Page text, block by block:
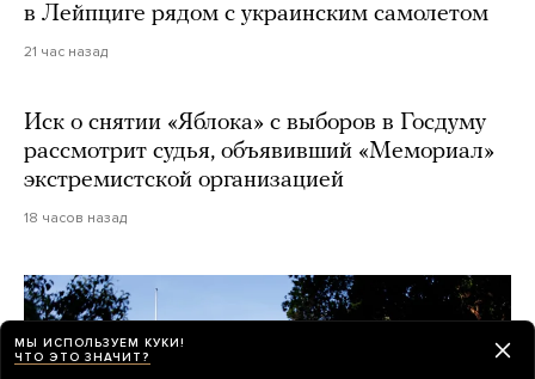
в Лейпциге рядом с украинским самолетом
21 час назад
Иск о снятии «Яблока» с выборов в Госдуму
рассмотрит судья, объявивший «Мемориал»
экстремистской организацией
18 часов назад
МЫ ИСПОЛЬЗУЕМ КУКИ!
ЧТО ЭТО ЗНАЧИТ?